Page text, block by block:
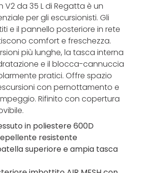
V2 da 35 L di Regatta è un
per gli escursionisti. Gli
e il pannello posteriore in rete
comfort e freschezza.
più lunghe, la tasca interna
e il blocca-cannuccia
pratici. Offre spazio
con pernottamento e
Rifinito con copertura
in poliestere 600D
resistente
superiore e ampia tasca